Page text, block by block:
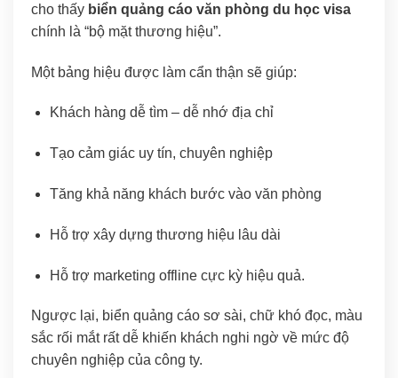
cho thấy biển quảng cáo văn phòng du học visa
chính là “bộ mặt thương hiệu”.
Một bảng hiệu được làm cẩn thận sẽ giúp:
Khách hàng dễ tìm – dễ nhớ địa chỉ
Tạo cảm giác uy tín, chuyên nghiệp
Tăng khả năng khách bước vào văn phòng
Hỗ trợ xây dựng thương hiệu lâu dài
Hỗ trợ marketing offline cực kỳ hiệu quả.
Ngược lại, biển quảng cáo sơ sài, chữ khó đọc, màu
sắc rối mắt rất dễ khiến khách nghi ngờ về mức độ
chuyên nghiệp của công ty.